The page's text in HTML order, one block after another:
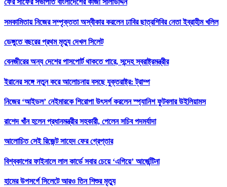
ফের সাফের সভাপতি বাংলাদেশের কাজী সালাউদ্দিন
সমকামিতায় নিজের সম্পৃক্ততা অস্বীকার করলেন ঢাবির ছাত্রশিবির নেতা ইব্রাহীম খলিল
ডেঙ্গুতে বছরের প্রথম মৃত্যু দেখল সিলেট
বেনজীরের অন্য দেশের পাসপোর্ট থাকতে পারে, সন্দেহ স্বরাষ্ট্রমন্ত্রীর
ইরানের সঙ্গে নতুন করে আলোচনায় বসছে যুক্তরাষ্ট্র: ট্রাম্প
নিজের ‘আইডল’ নেইমারকে শিরোপা উৎসর্গ করলেন স্প্যানিশ ফুটবলার উইলিয়ামস
রাশেদ খাঁন হলেন প্রধানমন্ত্রীর সহকারী, পেলেন সচিব পদমর্যাদা
আলোচিত সেই রিজেন্ট সাহেদ ফের গ্রেপ্তার
বিশ্বকাপের ফাইনালে লাল কার্ডে সবার চেয়ে ‘এগিয়ে’ আর্জেন্টিনা
হামের উপসর্গে সিলেটে আরও তিন শিশুর মৃত্যু